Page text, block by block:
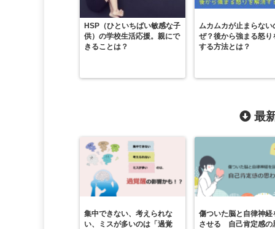
HSP（ひといちばい敏感な子
供）の学校生活応援。親にで
きることは？
ムカムカが止まらない
ぜ？後から強まる怒り
する方法とは？
最
集中できない、考えられな
い、ミスが多いのは「過覚
傷ついた脳と自律神経
させる 自己肯定感の